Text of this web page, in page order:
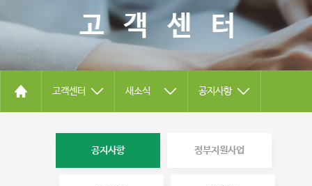
고객센터
고객센터 새소식 공지사항
공지사항 정부지원사업